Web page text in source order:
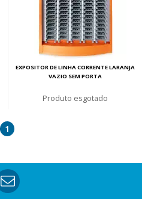
EXPOSITOR DE LINHA CORRENTE LARANJA
VAZIO SEM PORTA
esgotado
1